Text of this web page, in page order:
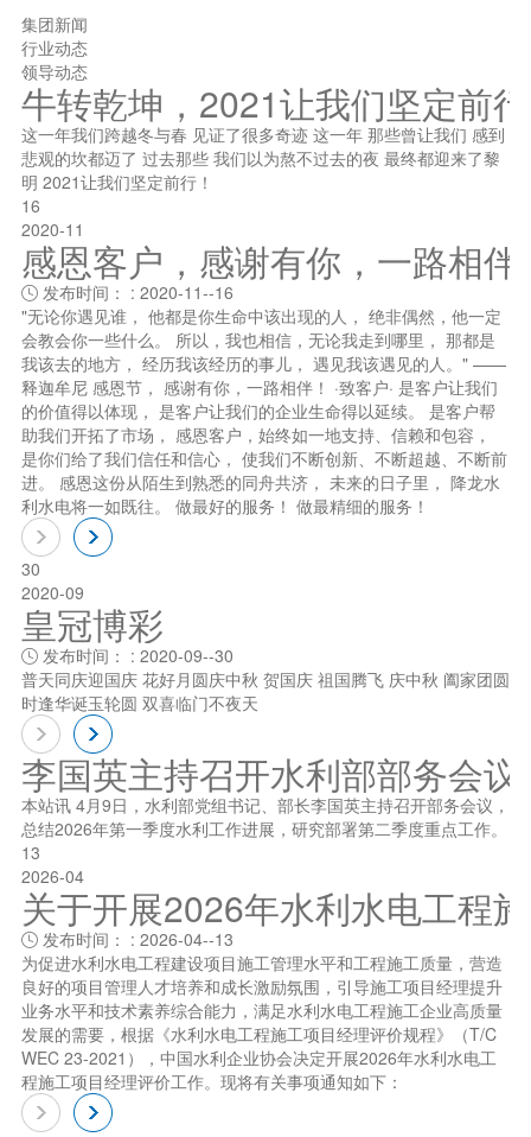
集团新闻
行业动态
领导动态
牛转乾坤，2021让我们坚定前
这一年我们跨越冬与春 见证了很多奇迹 这一年 那些曾让我们 感到
悲观的坎都迈了 过去那些 我们以为熬不过去的夜 最终都迎来了黎
明 2021让我们坚定前行！
16
2020-11
感恩客户，感谢有你，一路相伴
发布时间： : 2020-11--16
"无论你遇见谁， 他都是你生命中该出现的人， 绝非偶然，他一定
会教会你一些什么。 所以，我也相信，无论我走到哪里， 那都是
我该去的地方， 经历我该经历的事儿， 遇见我该遇见的人。" ——
释迦牟尼 感恩节， 感谢有你，一路相伴！ ·致客户· 是客户让我们
的价值得以体现， 是客户让我们的企业生命得以延续。 是客户帮
助我们开拓了市场， 感恩客户，始终如一地支持、信赖和包容，
是你们给了我们信任和信心， 使我们不断创新、不断超越、不断前
进。 感恩这份从陌生到熟悉的同舟共济， 未来的日子里， 降龙水
利水电将一如既往。 做最好的服务！ 做最精细的服务！
30
2020-09
皇冠博彩
发布时间： : 2020-09--30
普天同庆迎国庆 花好月圆庆中秋 贺国庆 祖国腾飞 庆中秋 阖家团圆
时逢华诞玉轮圆 双喜临门不夜天
李国英主持召开水利部部务会议
本站讯 4月9日，水利部党组书记、部长李国英主持召开部务会议，
总结2026年第一季度水利工作进展，研究部署第二季度重点工作。
13
2026-04
关于开展2026年水利水电工程
发布时间： : 2026-04--13
为促进水利水电工程建设项目施工管理水平和工程施工质量，营造
良好的项目管理人才培养和成长激励氛围，引导施工项目经理提升
业务水平和技术素养综合能力，满足水利水电工程施工企业高质量
发展的需要，根据《水利水电工程施工项目经理评价规程》（T/C
WEC 23-2021），中国水利企业协会决定开展2026年水利水电工
程施工项目经理评价工作。现将有关事项通知如下：